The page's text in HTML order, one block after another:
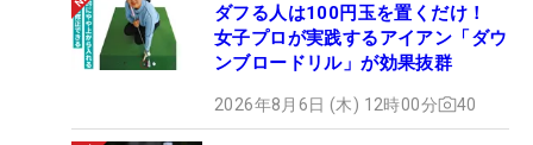
ダフる人は100円玉を置くだけ！
女子プロが実践するアイアン「ダウ
ンブロードリル」が効果抜群
2026年8月6日 (木) 12時00分 40